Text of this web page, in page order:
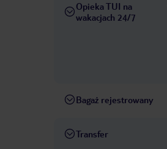
Opieka TUI na
wakacjach 24/7
Bagaż rejestrowany
Transfer